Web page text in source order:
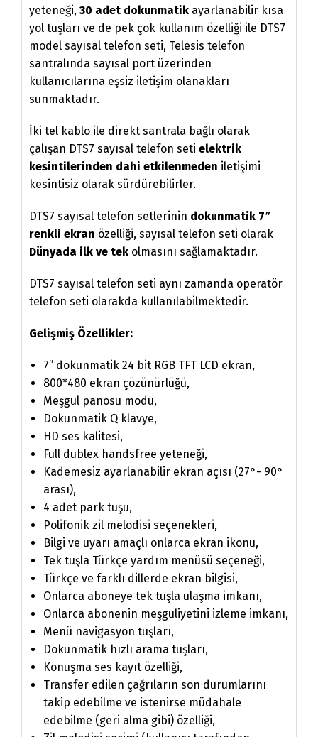
yeteneği, 30 adet dokunmatik ayarlanabilir kısa
yol tuşları ve de pek çok kullanım özelliği ile DTS7
model sayısal telefon seti, Telesis telefon
santralında sayısal port üzerinden
kullanıcılarına eşsiz iletişim olanakları
sunmaktadır.
İki tel kablo ile direkt santrala bağlı olarak
çalışan DTS7 sayısal telefon seti elektrik
kesintilerinden dahi etkilenmeden iletişimi
kesintisiz olarak sürdürebilirler.
DTS7 sayısal telefon setlerinin dokunmatik 7″
renkli ekran özelliği, sayısal telefon seti olarak
Dünyada ilk ve tek olmasını sağlamaktadır.
DTS7 sayısal telefon seti aynı zamanda operatör
telefon seti olarakda kullanılabilmektedir.
Gelişmiş Özellikler:
7” dokunmatik 24 bit RGB TFT LCD ekran,
800*480 ekran çözünürlüğü,
Meşgul panosu modu,
Dokunmatik Q klavye,
HD ses kalitesi,
Full dublex handsfree yeteneği,
Kademesiz ayarlanabilir ekran açısı (27°- 90°
arası),
4 adet park tuşu,
Polifonik zil melodisi seçenekleri,
Bilgi ve uyarı amaçlı onlarca ekran ikonu,
Tek tuşla Türkçe yardım menüsü seçeneği,
Türkçe ve farklı dillerde ekran bilgisi,
Onlarca aboneye tek tuşla ulaşma imkanı,
Onlarca abonenin meşguliyetini izleme imkanı,
Menü navigasyon tuşları,
Dokunmatik hızlı arama tuşları,
Konuşma ses kayıt özelliği,
Transfer edilen çağrıların son durumlarını
takip edebilme ve istenirse müdahale
edebilme (geri alma gibi) özelliği,